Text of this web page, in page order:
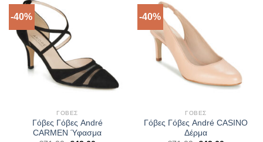
-40%
ΓΌΒΕΣ
Γόβες Γόβες André
CARMEN Ύφασμα
-40%
ΓΌΒΕΣ
Γόβες Γόβες André CASINO
Δέρμα